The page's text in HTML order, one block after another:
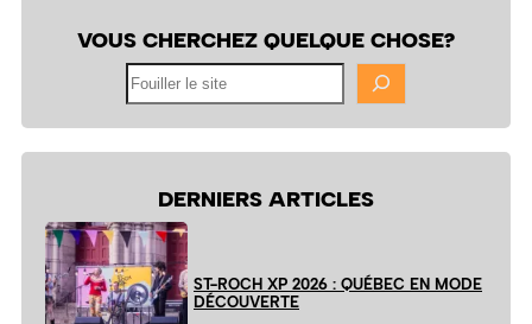
VOUS CHERCHEZ QUELQUE CHOSE?
DERNIERS ARTICLES
ST-ROCH XP 2026 : QUÉBEC EN MODE
DÉCOUVERTE